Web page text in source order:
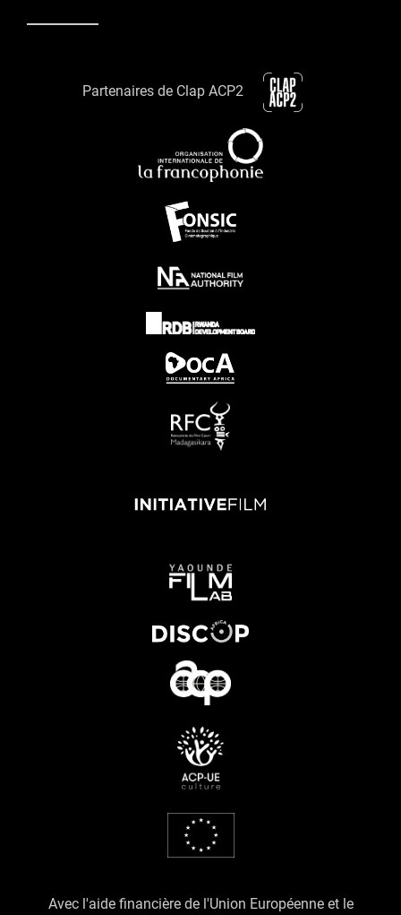
Partenaires de Clap ACP2
Avec l'aide financière de l'Union Européenne et le